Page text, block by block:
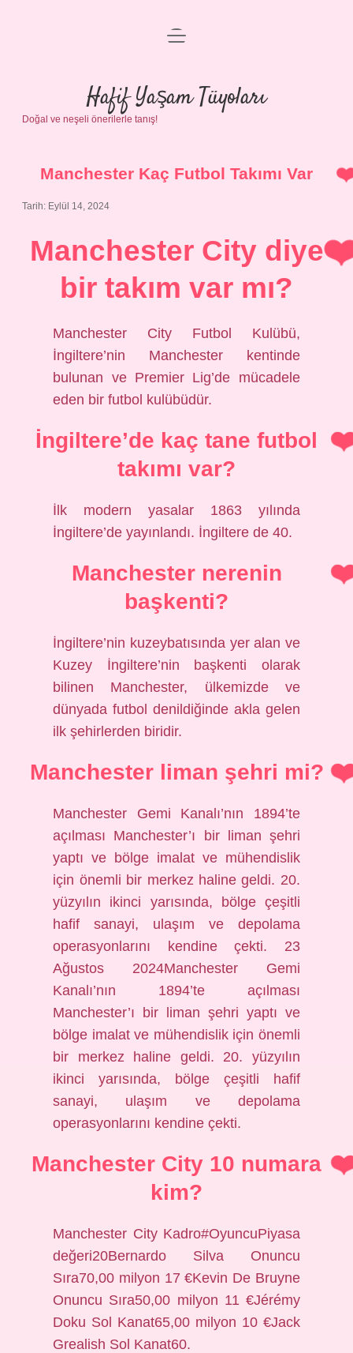
Anasayfa
Gizlilik Politikası
Yasal Uyarı
menüyü
Hafif Yaşam Tüyoları
Doğal ve neşeli önerilerle tanış!
Manchester Kaç Futbol Takımı Var
Tarih: Eylül 14, 2024
Manchester City diye
bir takım var mı?
Manchester City Futbol Kulübü,
İngiltere’nin Manchester kentinde
bulunan ve Premier Lig’de mücadele
eden bir futbol kulübüdür.
İngiltere’de kaç tane futbol
takımı var?
İlk modern yasalar 1863 yılında
İngiltere’de yayınlandı. İngiltere de 40.
Manchester nerenin
başkenti?
İngiltere’nin kuzeybatısında yer alan ve
Kuzey İngiltere’nin başkenti olarak
bilinen Manchester, ülkemizde ve
dünyada futbol denildiğinde akla gelen
ilk şehirlerden biridir.
Manchester liman şehri mi?
Manchester Gemi Kanalı’nın 1894’te
açılması Manchester’ı bir liman şehri
yaptı ve bölge imalat ve mühendislik
için önemli bir merkez haline geldi. 20.
yüzyılın ikinci yarısında, bölge çeşitli
hafif sanayi, ulaşım ve depolama
operasyonlarını kendine çekti. 23
Ağustos 2024Manchester Gemi
Kanalı’nın 1894’te açılması
Manchester’ı bir liman şehri yaptı ve
bölge imalat ve mühendislik için önemli
bir merkez haline geldi. 20. yüzyılın
ikinci yarısında, bölge çeşitli hafif
sanayi, ulaşım ve depolama
operasyonlarını kendine çekti.
Manchester City 10 numara
kim?
Manchester City Kadro#OyuncuPiyasa
değeri20Bernardo Silva Onuncu
Sıra70,00 milyon 17 €Kevin De Bruyne
Onuncu Sıra50,00 milyon 11 €Jérémy
Doku Sol Kanat65,00 milyon 10 €Jack
Grealish Sol Kanat60.